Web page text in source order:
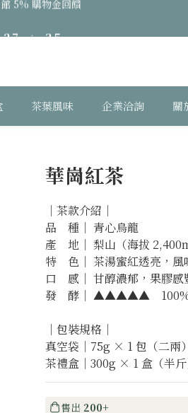
2
1 6
0
2 3
5% 購物金回饋
茶葉風味 企業洽詢 關
華崗紅茶
｜茶款介紹｜
品　種｜ 青心烏龍
產　地｜ 梨山（海拔
特　色｜ 茶湯蜜紅透亮，風
口　感｜ 甘醇濃郁，果膠
發　酵｜ ▲▲▲▲▲　100%
｜包裝規格｜
真空袋｜75g × 1 包（二兩）
茶禮盒｜300g × 1 盒（半斤
售出 200+